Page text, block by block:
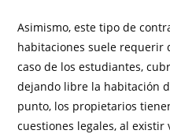
Asimismo, este tipo de
habitaciones suele requerir
caso de los estudiantes,
dejando libre la habitación
punto, los propietarios
cuestiones legales, al